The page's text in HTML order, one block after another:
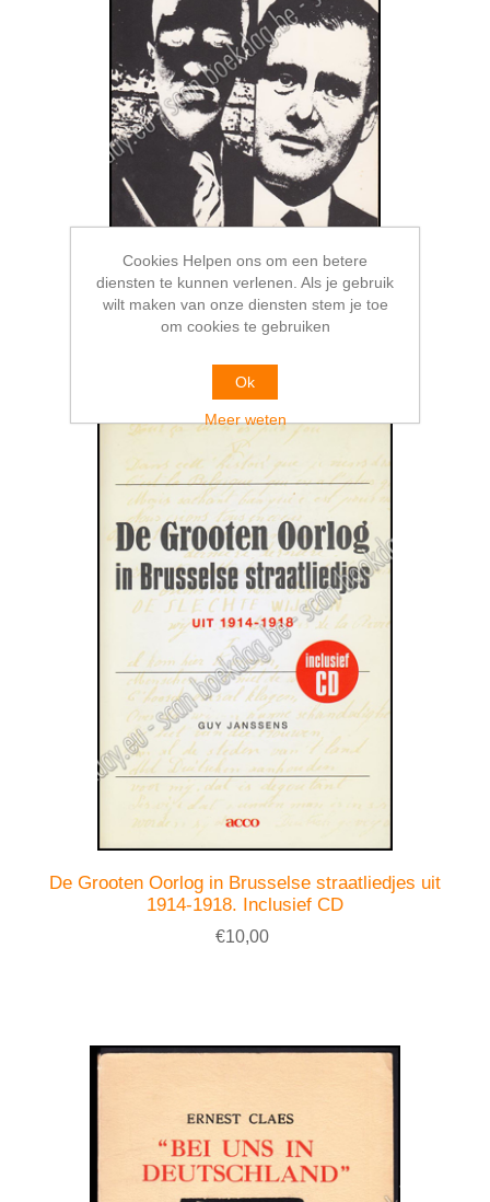
Mist en rode bladerval
€10,00
De Grooten Oorlog in Brusselse straatliedjes uit
1914-1918. Inclusief CD
€10,00
Cookies Helpen ons om een betere
diensten te kunnen verlenen. Als je gebruik
wilt maken van onze diensten stem je toe
om cookies te gebruiken
Ok
Meer weten